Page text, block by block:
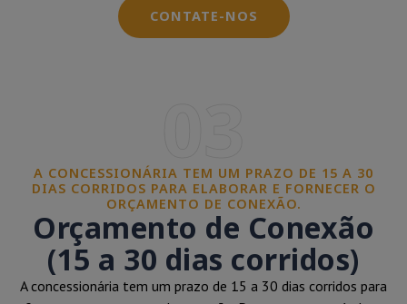
CONTATE-NOS
A CONCESSIONÁRIA TEM UM PRAZO DE 15 A 30
DIAS CORRIDOS PARA ELABORAR E FORNECER O
ORÇAMENTO DE CONEXÃO.
Orçamento de Conexão
(15 a 30 dias corridos)
A concessionária tem um prazo de 15 a 30 dias corridos para